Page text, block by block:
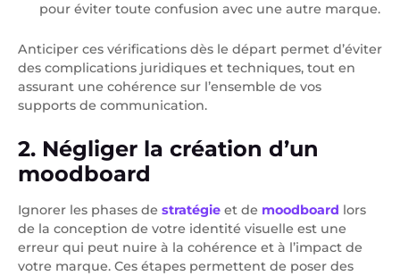
pour éviter toute confusion avec une autre marque.
Anticiper ces vérifications dès le départ permet d’éviter
des complications juridiques et techniques, tout en
assurant une cohérence sur l’ensemble de vos
supports de communication.
2. Négliger la création d’un
moodboard
Ignorer les phases de stratégie et de moodboard lors
de la conception de votre identité visuelle est une
erreur qui peut nuire à la cohérence et à l’impact de
votre marque. Ces étapes permettent de poser des